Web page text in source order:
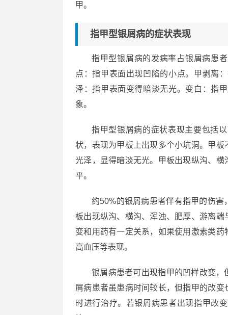
甲。
指甲型银屑病的症状表现
指甲型银屑病的发病率占银屑病患
点：指甲表面出现凹陷的小点。甲剥离
泽：指甲表面变得暗淡无光。变白：指
象。
指甲型银屑病的症状表现主要包括
状，表现为甲板上出现多个小坑洞。甲
光泽，显得暗淡无光。甲板出现纵沟、
平。
约50%的银屑病患者伴有指甲的伤
板出现纵沟、横沟、浑浊、肥厚、游离
变和用药有一定关系，如果使用激素类
高血压等表现。
银屑病患者可出现指甲的凹样改变
屑病患者虽患病时间较长，但指甲的改
时进行治疗。若银屑病患者出现指甲改